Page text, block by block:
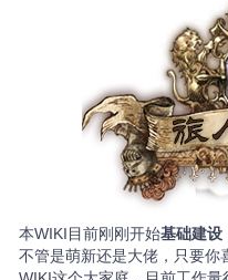
本WIKI目前刚刚开始基础建设
不管是萌新还是大佬，只要你